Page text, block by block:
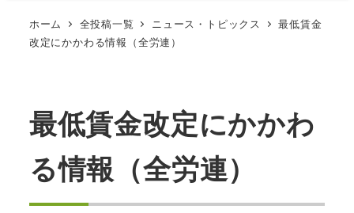
ホーム 全投稿一覧 ニュース・トピックス
最低賃金
改定にかかわる情報（全労連）
最低賃金改定にかかわ
る情報（全労連）